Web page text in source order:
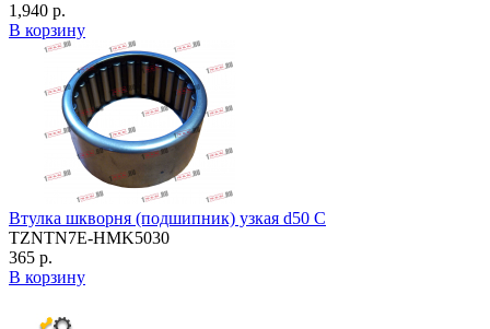
1,940 р.
В корзину
Втулка шкворня (подшипник) узкая d50 C
TZNTN7E-HMK5030
365 р.
В корзину